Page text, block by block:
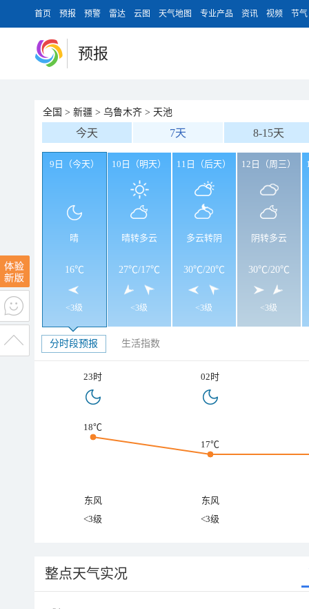
首页 预报 预警 雷达 云图 天气地图 专业产品 资讯 视频 节气
预报
全国 > 新疆 > 乌鲁木齐 > 天池
今天 7天 8-15天
9日（今天）
晴
16℃
<3级
10日（明天）
晴转多云
27℃/17℃
<3级
11日（后天）
多云转阴
30℃/20℃
<3级
12日（周三）
阴转多云
30℃/20℃
<3级
分时段预报 生活指数
23时 02时
18℃
17℃
东风
东风
<3级
<3级
整点天气实况